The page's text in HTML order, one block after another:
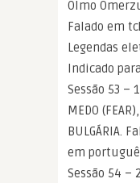
Olmo Omerzu
Falado em
Legendas
Indicado
Sessão 53 –
MEDO
BULGÁRIA.
em
Sessão 54 –